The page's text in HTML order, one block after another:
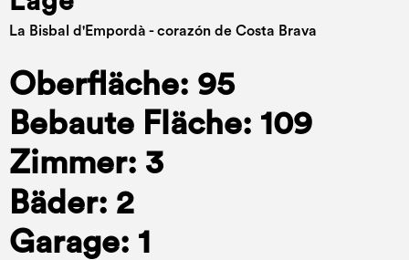
La Bisbal d'Empordà - corazón de Costa Brava
Oberfläche: 95
Bebaute Fläche: 109
Zimmer: 3
Bäder: 2
Garage: 1